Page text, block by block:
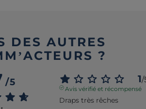
DES AUTRES
?
/5 1/
Avis vérifié et récompensé
Draps très rêches